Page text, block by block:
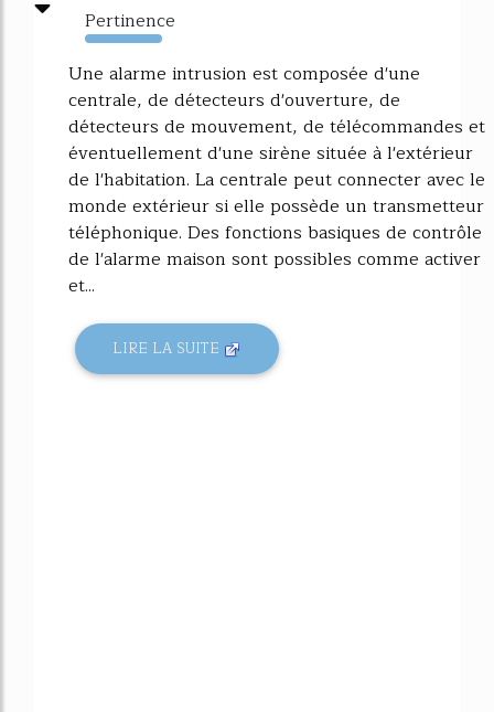
Pertinence
3588%
Une alarme intrusion est composée d'une
centrale, de détecteurs d'ouverture, de
détecteurs de mouvement, de télécommandes et
éventuellement d'une sirène située à l'extérieur
de l'habitation. La centrale peut connecter avec le
monde extérieur si elle possède un transmetteur
téléphonique. Des fonctions basiques de contrôle
de l'alarme maison sont possibles comme activer
et...
LIRE LA SUITE